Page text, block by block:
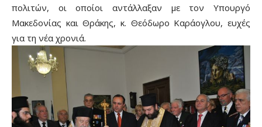
πολιτών, οι οποίοι αντάλλαξαν με τον Υπουργό
Μακεδονίας και Θράκης, κ. Θεόδωρο Καράογλου, ευχές
για τη νέα χρονιά.